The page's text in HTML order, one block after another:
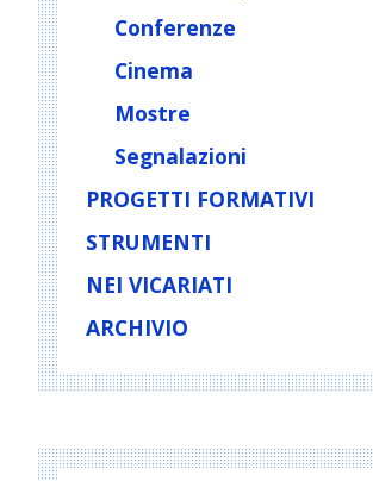
Conferenze
Cinema
Mostre
Segnalazioni
PROGETTI FORMATIVI
STRUMENTI
NEI VICARIATI
ARCHIVIO